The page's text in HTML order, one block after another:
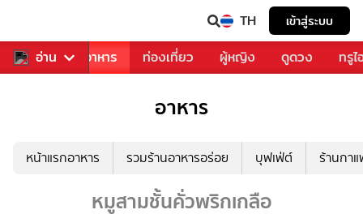
TH เข้าสู่ระบบ
อ่าน
การเพลง อาหาร ท่องเที่ยว ผู้หญิง ดูดวง ทรู
อาหาร
หน้าแรกอาหาร รวมร้านอาหารอร่อย บุฟเฟ่ต์ ร้านกา
หมูสามชั้นคั่วพริกเกลือ